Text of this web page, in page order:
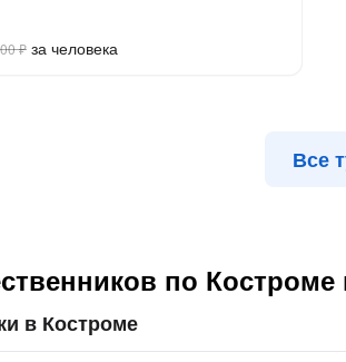
₽ за человека
Все
по Костроме
в Костроме